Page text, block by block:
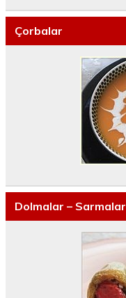
Çorbalar
Dolmalar – Sarmalar